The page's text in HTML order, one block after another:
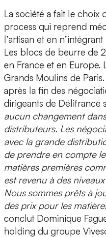
La société a fait le choix
process qui reprend
l’artisan et en
Les blocs de beurre de
en France et en Europe.
Grands Moulins de
après la fin des
dirigeants de Délifrance
aucun changement
distributeurs. Les
avec la grande
de prendre en compte
matières premières
est revenu à des
Nous sommes prêts à
des prix pour les
conclut Dominique
holding du groupe